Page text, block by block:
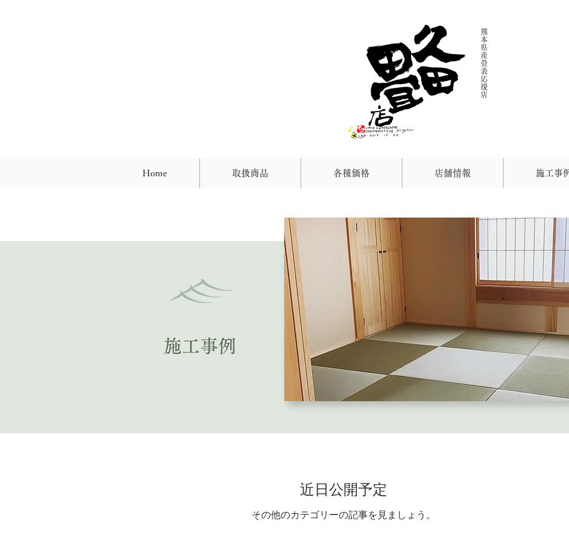
熊
本
県
産
畳
表
応
援
店
Home 取扱商品 各種価格 店舗情報 施工事
施工事例
近日公開予定
その他のカテゴリーの記事を見ましょう。